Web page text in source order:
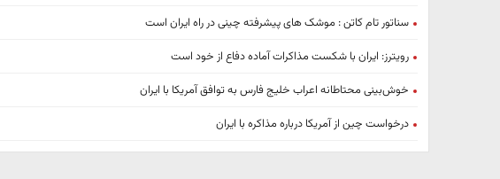
سناتور تام کاتن : موشک های پیشرفته چینی در راه ایران است
رویترز: ایران با شکست مذاکرات آماده دفاع از خود است
خوش‌بینی محتاطانه اعراب خلیج فارس به توافق آمریکا با ایران
درخواست چین از آمریکا درباره مذاکره با ایران